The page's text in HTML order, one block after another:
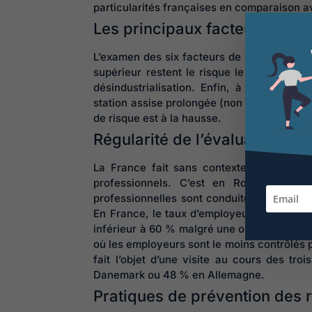
particularités françaises en comparaison
Les principaux facteurs de
L’examen des six facteurs de risque les
supérieur restent le risque le plus
désindustrialisation. Enfin, à
station assise prolongée (non évaluée
de risque est à la hausse.
Régularité de l’évaluation
La France fait sans contexte partie des
professionnels. C’est en Roumanie
professionnelles sont conduites de la
En France, le taux d’employeurs
inférieur à 60 % malgré une obligation
où les employeurs sont le moins
fait l’objet d’une visite au cours des
Danemark ou 48 % en Allemagne.
Pratiques de prévention des